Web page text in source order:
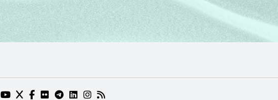
YOUTUBE DO NIC.BR (ABRE EM NOVA ABA)
TWITTER DO NIC.BR (ABRE EM NOVA ABA)
FACEBOOK DO NIC.BR (ABRE EM NOVA ABA)
FLICKR DO NIC.BR (ABRE EM NOVA ABA)
TELEGRAM DO NIC.BR (ABRE EM NOVA ABA)
LINKEDIN DO NIC.BR (ABRE EM NOVA ABA)
INSTAGRAM DO NIC.BR (ABRE EM NOVA ABA)
RSS DO NIC.BR (ABRE EM NOVA ABA)